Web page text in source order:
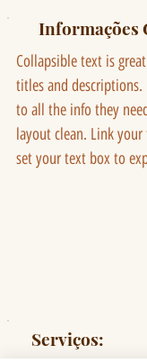
Informações
Collapsible text is
titles and descriptions.
to all the info they
layout clean. Link
set your text box to
Serviços: